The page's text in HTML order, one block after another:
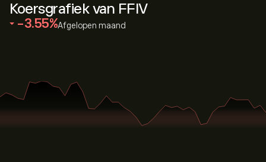
Koersgrafiek van FFIV
‎-3.55‎ Afgelopen maand